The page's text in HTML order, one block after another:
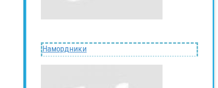
Намордники